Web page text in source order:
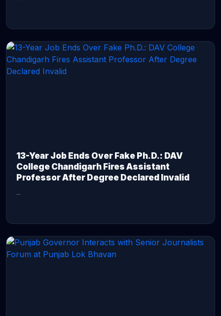
13-Year Job Ends Over Fake Ph.D.: DAV
College Chandigarh Fires Assistant
Professor After Degree Declared Invalid
...